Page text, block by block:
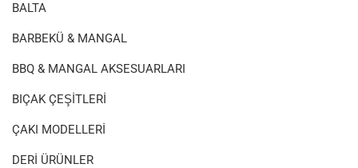
BALTA
BARBEKÜ & MANGAL
BBQ & MANGAL AKSESUARLARI
BIÇAK ÇEŞİTLERİ
ÇAKI MODELLERİ
DERİ ÜRÜNLER